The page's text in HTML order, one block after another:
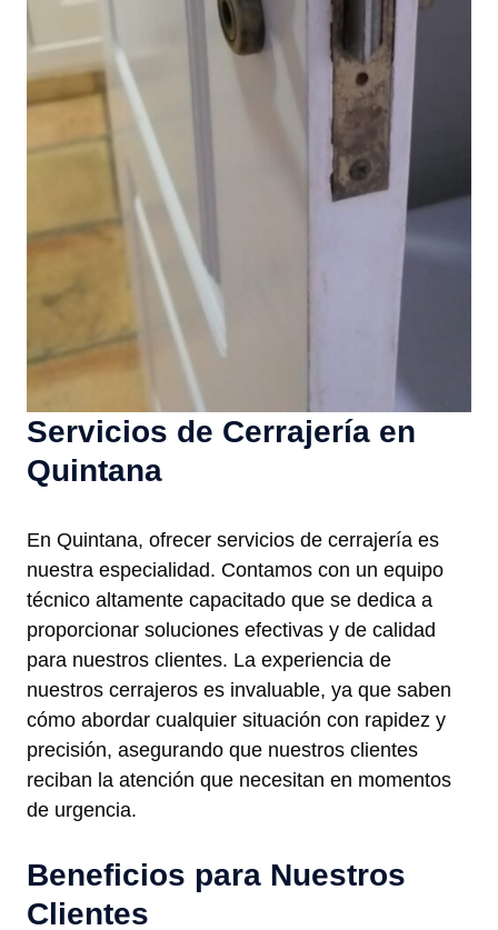
Servicios de Cerrajería en
Quintana
En Quintana, ofrecer servicios de cerrajería es
nuestra especialidad. Contamos con un equipo
técnico altamente capacitado que se dedica a
proporcionar soluciones efectivas y de calidad
para nuestros clientes. La experiencia de
nuestros cerrajeros es invaluable, ya que saben
cómo abordar cualquier situación con rapidez y
precisión, asegurando que nuestros clientes
reciban la atención que necesitan en momentos
de urgencia.
Beneficios para Nuestros
Clientes